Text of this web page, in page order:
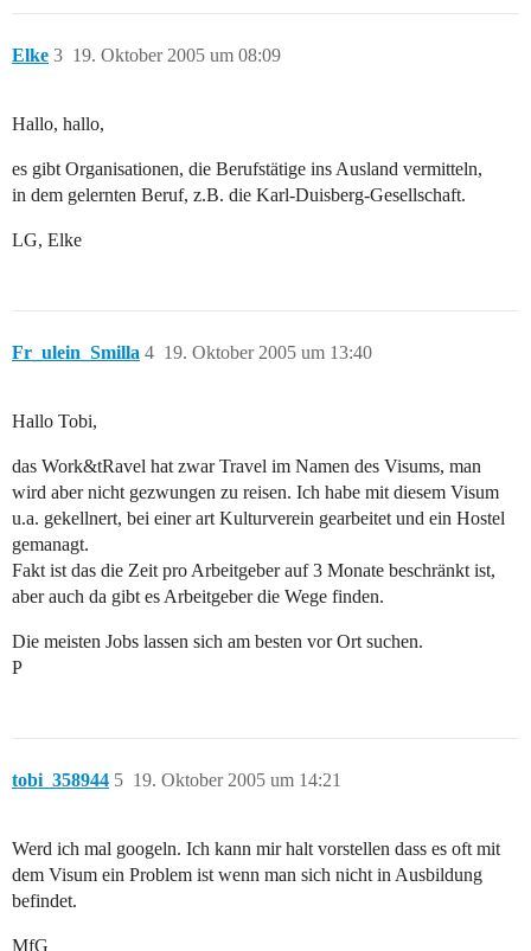
Elke 19. Oktober 2005 um 08:09
3
Hallo, hallo,
es gibt Organisationen, die Berufstätige ins Ausland vermitteln,
in dem gelernten Beruf, z.B. die Karl-Duisberg-Gesellschaft.
LG, Elke
Fr_ulein_Smilla 19. Oktober 2005 um 13:40
4
Hallo Tobi,
das Work&tRavel hat zwar Travel im Namen des Visums, man
wird aber nicht gezwungen zu reisen. Ich habe mit diesem Visum
u.a. gekellnert, bei einer art Kulturverein gearbeitet und ein Hostel
gemanagt.
Fakt ist das die Zeit pro Arbeitgeber auf 3 Monate beschränkt ist,
aber auch da gibt es Arbeitgeber die Wege finden.
Die meisten Jobs lassen sich am besten vor Ort suchen.
P
tobi_358944 19. Oktober 2005 um 14:21
5
Werd ich mal googeln. Ich kann mir halt vorstellen dass es oft mit
dem Visum ein Problem ist wenn man sich nicht in Ausbildung
befindet.
MfG